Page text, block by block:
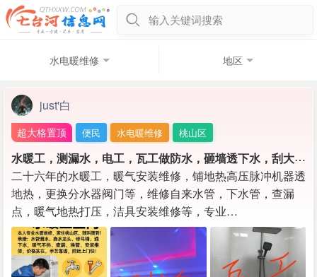
输入关键词搜索
水电暖维修 地区
just'白
超大格置顶 便民 水电暖维修 桃山区
水
暖工，测漏水，电工，瓦工做防水，砸墙透下水，刮大白木工，钻眼。
二十六年的水暖工，暖气安装维修，铺地热高压脉冲机器透
地热，更换分水器阀门等，维修自来水管，下水管，查漏
点，暖气地热打压，洁具安装维修等，专业…